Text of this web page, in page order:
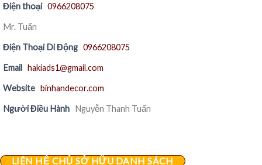
Điện thoại 0966208075
Mr. Tuấn
Điện Thoại Di Động 0966208075
Email hakiads1@gmail.com
Website binhandecor.com
Người Điều Hành Nguyễn Thanh Tuấn
LIÊN HỆ CHỦ SỞ HỮU DANH SÁCH